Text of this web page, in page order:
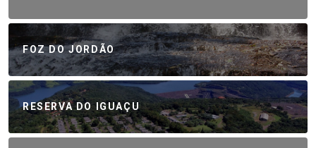
FOZ DO JORDÃO
RESERVA DO IGUAÇU